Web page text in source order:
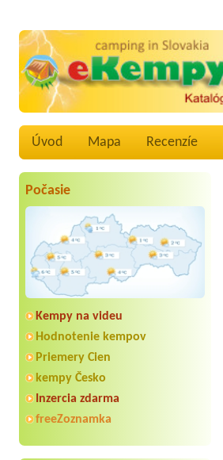
Úvod Mapa Recenzíe
Počasie
Kempy na videu
Hodnotenie kempov
Priemery Cien
kempy Česko
Inzercia zdarma
freeZoznamka